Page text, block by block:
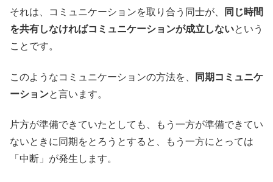
それは、コミュニケーションを取り合う同士が、
同じ時間
を共有しなければコミュニケーションが成立しないという
ことです。
このようなコミュニケーションの方法を、
同期コミュニケ
ーションと言います。
片方が準備できていたとしても、もう一方が準備できてい
ないときに同期をとろうとすると、もう一方にとっては
「中断」が発生します。